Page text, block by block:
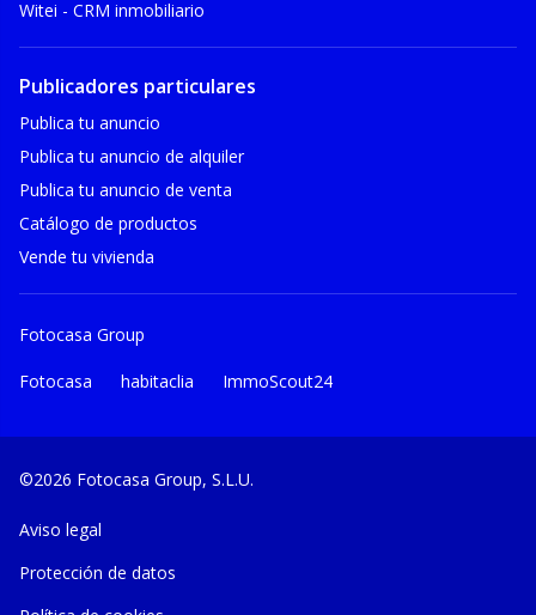
Witei - CRM inmobiliario
Publicadores particulares
Publica tu anuncio
Publica tu anuncio de alquiler
Publica tu anuncio de venta
Catálogo de productos
Vende tu vivienda
Fotocasa Group
Fotocasa habitaclia ImmoScout24
©2026 Fotocasa Group, S.L.U.
Aviso legal
Protección de datos